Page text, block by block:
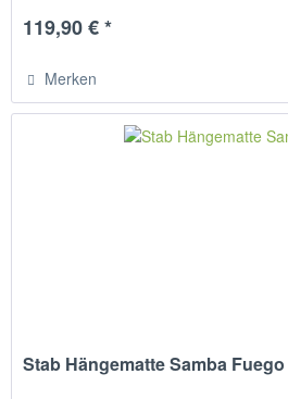
119,90 € *
Merken
Stab Hängematte Samba Fuego